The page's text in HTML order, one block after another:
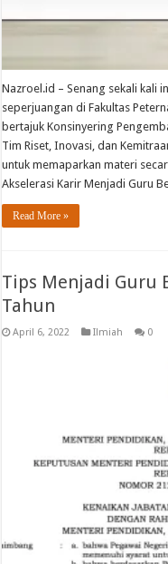
Nazroel.id – Senang sekali kali
seperjuangan di Fakultas
bertajuk Konsinyering
Tim Riset, Inovasi, dan
untuk memaparkan materi
Akselerasi Karir Menjadi Guru
Read More »
Tips Menjadi Guru
Tahun
April 6, 2022 Ilmiah 0